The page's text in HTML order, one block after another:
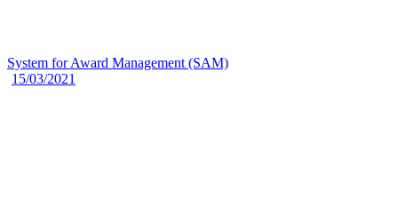
System for Award Management (SAM)
15/03/2021